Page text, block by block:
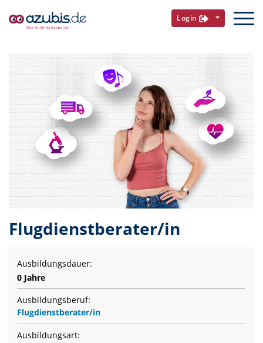
Login
Flugdienstberater/in
Ausbildungsdauer:
0 Jahre
Ausbildungsberuf:
Flugdienstberater/in
Ausbildungsart: